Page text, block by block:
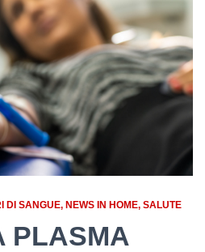
DI SANGUE NEWS IN HOME SALUTE
PLASMA